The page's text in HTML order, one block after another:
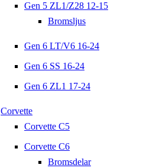
Gen 5 ZL1/Z28 12-15
Bromsljus
Gen 6 LT/V6 16-24
Gen 6 SS 16-24
Gen 6 ZL1 17-24
Corvette
Corvette C5
Corvette C6
Bromsdelar